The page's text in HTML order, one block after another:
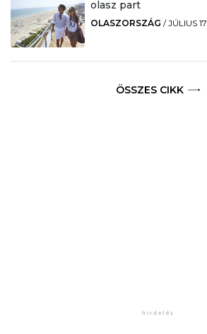
olasz part
OLASZORSZÁG /JÚLIUS 17.
ÖSSZES CIKK